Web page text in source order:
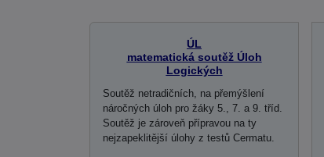
ÚL
matematická soutěž Úloh
Logických
Soutěž netradičních, na přemýšlení
náročných úloh pro žáky 5., 7. a 9. tříd.
Soutěž je zároveň přípravou na ty
nejzapeklitější úlohy z testů Cermatu.